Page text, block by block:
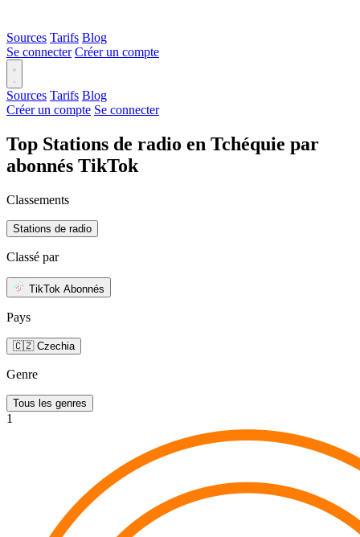
Sources Tarifs Blog
Se connecter Créer un compte
Sources Tarifs Blog
Créer un compte Se connecter
Top Stations de radio en Tchéquie par
abonnés TikTok
Classements
Stations de radio
Classé par
TikTok Abonnés
Pays
🇨🇿 Czechia
Genre
Tous les genres
1